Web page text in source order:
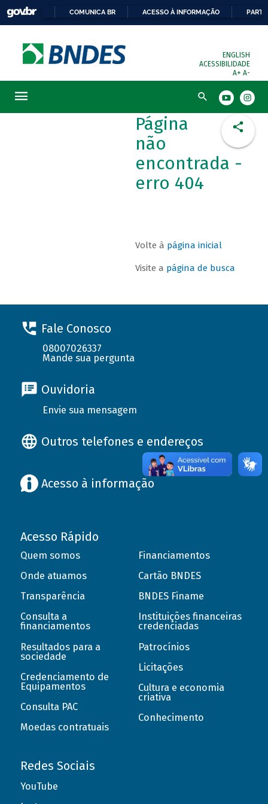
COMUNICA BR ACESSO À INFORMAÇÃO
ENGLISH
ACESSIBILIDADE
A+ A-
Busca
Página
não
encontrada -
erro 404
Volte à página inicial
Visite a página de busca
Fale Conosco
08007026337
Mande sua pergunta
Ouvidoria
Envie sua mensagem
Outros telefones e endereços
Acesso à informação
Acesso Rápido
Quem somos
Onde atuamos
Transparência
Consulta a
financiamentos
Resultados para a
sociedade
Credenciamento de
Equipamentos
Consulta PAC
Moedas contratuais
Financiamentos
Cartão BNDES
BNDES Finame
Instituições financeiras
credenciadas
Patrocínios
Licitações
Cultura e economia
criativa
Conhecimento
Redes Sociais
YouTube